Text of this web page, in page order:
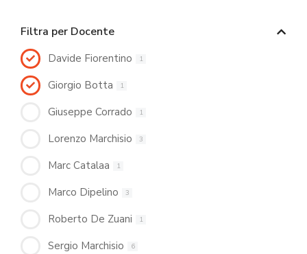
Filtra per Docente
Davide Fiorentino 1
Giorgio Botta 1
Giuseppe Corrado 1
Lorenzo Marchisio 3
Marc Catalaa 1
Marco Dipelino 3
Roberto De Zuani 1
Sergio Marchisio 6